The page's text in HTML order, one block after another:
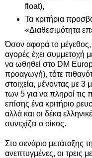
float),
Τα κριτήρια
«Διαθεσιμότητα
Όσον αφορά το
αγορές έχει συμμετοχή
να ωθηθεί στο DM
προαγωγή), τότε
στοιχεία, μένοντας με 3
των 5 για να πληροί τις
επίσης ένα κριτήριο
αλλά και οι δέκα
συνεχίζει ο οίκος.
Στο σενάριο μετάταξης
ανεπτυγμένες, οι τρεις